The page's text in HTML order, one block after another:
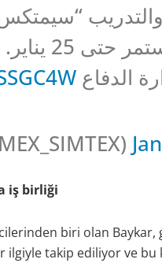
الوطني
الدفاع
iş birliği
biri olan
ilgiyle takip ediliyor ve